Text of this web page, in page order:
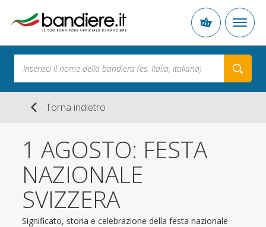
Torna indietro
1 AGOSTO: FESTA
NAZIONALE
SVIZZERA
Significato, storia e celebrazione della festa nazionale